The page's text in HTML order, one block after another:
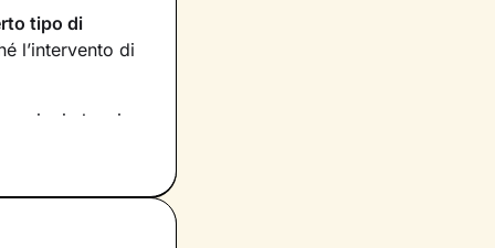
tipo di
l’intervento di
che ci